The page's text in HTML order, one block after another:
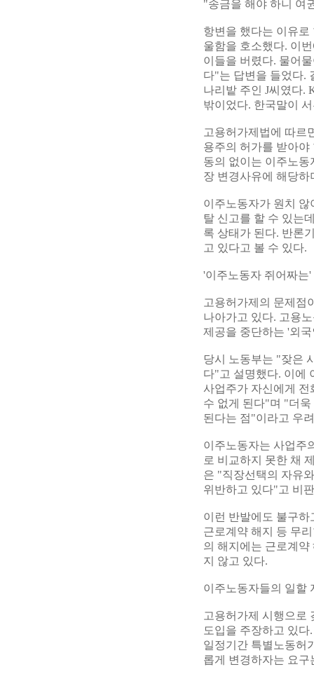
"송금을 해야 하니 여
항변을 했다는 이유로
울함을 호소했다. 이
이들을 버렸다. 물어
다"는 답변을 들었다.
나리밭 주인 J씨였다.
밖이었다. 한국말이
고용허가제법에 따르
용주의 허가를 받아
동의 없이는 이주노
장 변경사유에 해당
이주노동자가 원치
탈 신고를 할 수 있는
록 상태가 된다. 반론
고 있다고 볼 수 있다.
'이주노동자 쥐어짜는'
고용허가제의 문제점
나아가고 있다. 고용
제공을 중단하는 '외
당시 노동부는 "잦은
다"고 설명했다. 이에
사업주가 자신에게
수 없게 된다"며 "더
된다는 점"이라고 우
이주노동자는 사업주
로 비교하지 못한 채
은 "직장선택의 자유
위반하고 있다"고 비
이런 반발에도 불구
근로계약 해지 등 무
의 해지에는 근로계
지 않고 있다.
이주노동자들의 일할
고용허가제 시행으로
도입을 주장하고 있
일정기간 특별노동허
롭게 변경하자는 요